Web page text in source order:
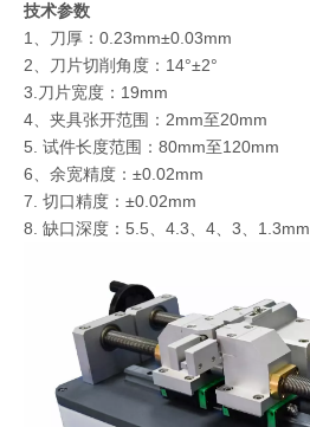
技术参数
1、刀厚：0.23mm±0.03mm
2、刀片切削角度：14°±2°
3.刀片宽度：19mm
4、夹具张开范围：2mm至20mm
5. 试件长度范围：80mm至120mm
6、余宽精度：±0.02mm
7. 切口精度：±0.02mm
8. 缺口深度：5.5、4.3、4、3、1.3mm